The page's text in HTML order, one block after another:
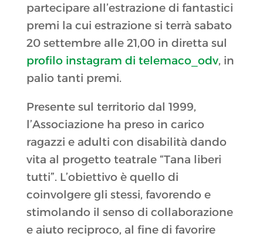
partecipare all’estrazione di fantastici
premi la cui estrazione si terrà sabato
20 settembre alle 21,00 in diretta sul
profilo instagram di telemaco_odv, in
palio tanti premi.
Presente sul territorio dal 1999,
l’Associazione ha preso in carico
ragazzi e adulti con disabilità dando
vita al progetto teatrale “Tana liberi
tutti”. L’obiettivo è quello di
coinvolgere gli stessi, favorendo e
stimolando il senso di collaborazione
e aiuto reciproco, al fine di favorire